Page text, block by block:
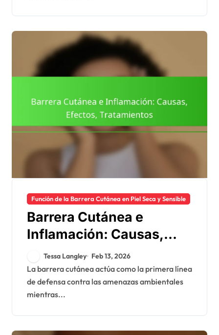
Función de la Barrera Cutánea en Piel Seca y Sensible
Barrera Cutánea e
Inflamación: Causas,
Efectos, Tratamientos
Tessa Langley Feb 13, 2026
La barrera cutánea actúa como la primera línea
de defensa contra las amenazas ambientales
mientras...